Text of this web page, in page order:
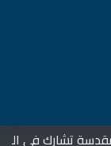
العزاء على